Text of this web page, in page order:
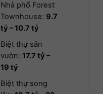
Nhà phố Forest
Townhouse: 9.7
tỷ – 10.7 tỷ
Biệt thự sân
vườn: 17.7 tỷ –
19 tỷ
Biệt thự song